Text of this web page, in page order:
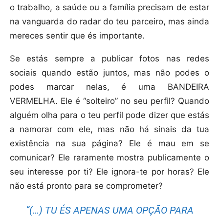
o trabalho, a saúde ou a família precisam de estar
na vanguarda do radar do teu parceiro, mas ainda
mereces sentir que és importante.
Se estás sempre a publicar fotos nas redes
sociais quando estão juntos, mas não podes o
podes marcar nelas, é uma BANDEIRA
VERMELHA. Ele é “solteiro” no seu perfil? Quando
alguém olha para o teu perfil pode dizer que estás
a namorar com ele, mas não há sinais da tua
existência na sua página? Ele é mau em se
comunicar? Ele raramente mostra publicamente o
seu interesse por ti? Ele ignora-te por horas? Ele
não está pronto para se comprometer?
“(…) TU ÉS APENAS UMA OPÇÃO PARA